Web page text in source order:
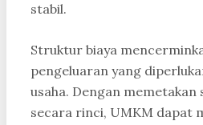
stabil.
Struktur biaya
pengeluaran yang
usaha. Dengan
secara rinci, UMKM dapat